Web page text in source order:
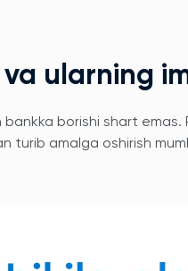
ularning
borishi shart emas.
turib amalga oshirish